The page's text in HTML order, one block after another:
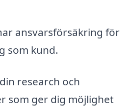
ansvarsförsäkring för
som kund.
research och
som ger dig möjlighet